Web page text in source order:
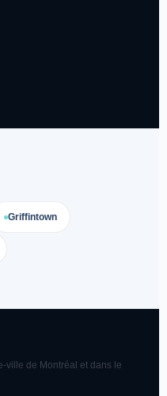
Griffintown
ville de Montréal et dans le